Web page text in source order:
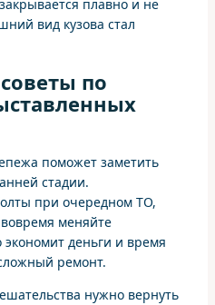
плавно и не
вид кузова стал
по
поможет заметить
стадии.
при очередном ТО,
меняйте
деньги и время
ремонт.
нужно вернуть